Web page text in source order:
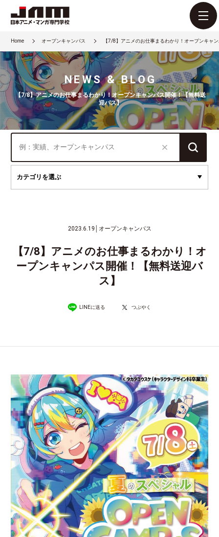
Home オープンキャンパス 【7/8】アニメのお仕事まるわかり！オープンキャ
NEWS & BLOG
【7/8】アニメのお仕事まるわかり！オープンキャンパス開催！【無料送
迎バス】
2023.6.19 オープンキャンパス
【7/8】アニメのお仕事まるわかり！オ
ープンキャンパス開催！【無料送迎バ
ス】
LINEに送る つぶやく